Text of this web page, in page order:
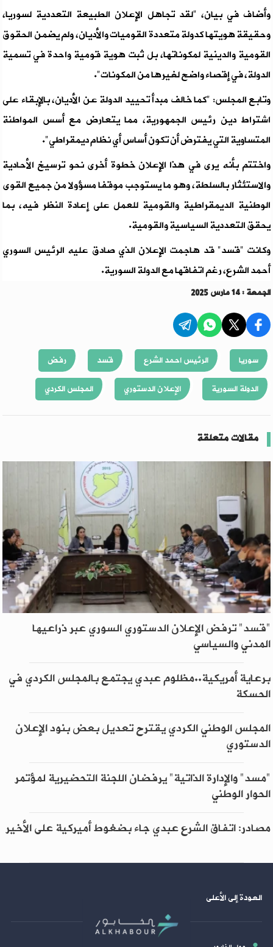
وأضاف في بيان، "لقد تجاهل الإعلان الطبيعة التعددية لسوريا،
وحقيقة هويتها كدولة متعددة القوميات والأديان، ولم يضمن الحقوق
القومية والدينية لمكوناتها، بل ثبت هوية قومية واحدة في تسمية
الدولة، في إقصاء واضح لغيرها من المكونات".
وتابع المجلس: "كما خالف مبدأ تحييد الدولة عن الأديان، بالإبقاء على
اشتراط دين رئيس الجمهورية، مما يتعارض مع أسس المواطنة
المتساوية التي يفترض أن تكون أساس أي نظام ديمقراطي".
واختتم بأنه يرى في هذا الإعلان خطوة أخرى نحو ترسيخ الأحادية
والاستئثار بالسلطة، وهو ما يستوجب موقفا مسؤولا من جميع القوى
الوطنية الديمقراطية والقومية للعمل على إعادة النظر فيه، بما
يحقق التعددية السياسية والقومية.
وكانت "قسد" قد هاجمت الإعلان الذي صادق عليه الرئيس السوري
أحمد الشرع، رغم اتفاقها مع الدولة السورية.
الجمعة : 14 مارس 2025
سوريا الرئيس احمد الشرع قسد
رفض
الدولة السورية
الإعلان الدستوري المجلس الكردي
مقالات متعلقة
"قسد" ترفض الإعلان الدستوري السوري عبر ذراعيها
المدني والسياسي
برعاية أمريكية..مظلوم عبدي يجتمع بالمجلس الكردي في
الحسكة
المجلس الوطني الكردي يقترح تعديل بعض بنود الإعلان
الدستوري
"مسد" والإدارة الذاتية" يرفضان اللجنة التحضيرية لمؤتمر
الحوار الوطني
مصادر: اتفاق الشرع عبدي جاء بضغوط أميركية على الأخير
العودة إلى الأعلى